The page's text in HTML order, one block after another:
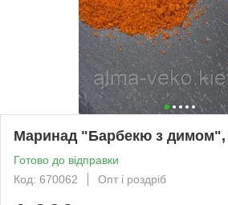
Маринад "Барбекю з димом",
Готово до відправки
Код: 670062
Опт і роздріб